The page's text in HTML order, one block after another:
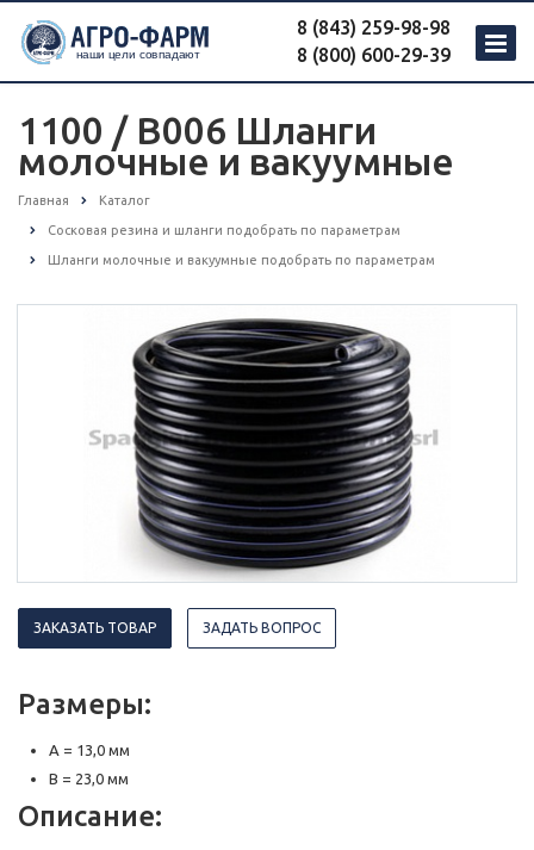
8 (843) 259-98-98
8 (800) 600-29-39
1100 / B006 Шланги
молочные и вакуумные
Главная Каталог
Сосковая резина и шланги подобрать по параметрам
Шланги молочные и вакуумные подобрать по параметрам
ЗАКАЗАТЬ ТОВАР ЗАДАТЬ ВОПРОС
Размеры:
A = 13,0 мм
B = 23,0 мм
Описание: